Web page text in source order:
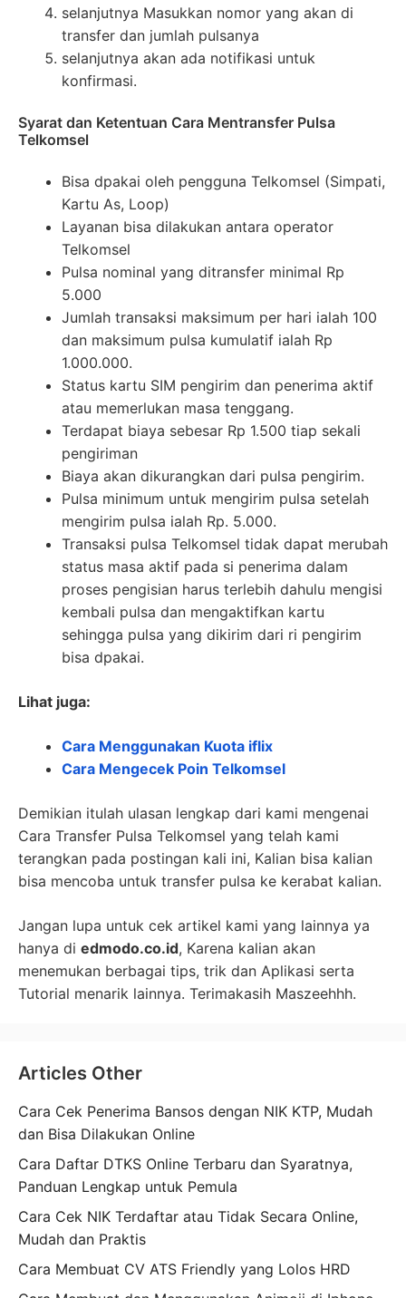
selanjutnya Masukkan nomor yang akan di
transfer dan jumlah pulsanya
selanjutnya akan ada notifikasi untuk
konfirmasi.
Syarat dan Ketentuan Cara Mentransfer Pulsa
Telkomsel
Bisa dpakai oleh pengguna Telkomsel (Simpati,
Kartu As, Loop)
Layanan bisa dilakukan antara operator
Telkomsel
Pulsa nominal yang ditransfer minimal Rp
5.000
Jumlah transaksi maksimum per hari ialah 100
dan maksimum pulsa kumulatif ialah Rp
1.000.000.
Status kartu SIM pengirim dan penerima aktif
atau memerlukan masa tenggang.
Terdapat biaya sebesar Rp 1.500 tiap sekali
pengiriman
Biaya akan dikurangkan dari pulsa pengirim.
Pulsa minimum untuk mengirim pulsa setelah
mengirim pulsa ialah Rp. 5.000.
Transaksi pulsa Telkomsel tidak dapat merubah
status masa aktif pada si penerima dalam
proses pengisian harus terlebih dahulu mengisi
kembali pulsa dan mengaktifkan kartu
sehingga pulsa yang dikirim dari ri pengirim
bisa dpakai.
Lihat juga:
Cara Menggunakan Kuota iflix
Cara Mengecek Poin Telkomsel
Demikian itulah ulasan lengkap dari kami mengenai
Cara Transfer Pulsa Telkomsel yang telah kami
terangkan pada postingan kali ini, Kalian bisa kalian
bisa mencoba untuk transfer pulsa ke kerabat kalian.
Jangan lupa untuk cek artikel kami yang lainnya ya
hanya di edmodo.co.id, Karena kalian akan
menemukan berbagai tips, trik dan Aplikasi serta
Tutorial menarik lainnya. Terimakasih Maszeehhh.
Articles Other
Cara Cek Penerima Bansos dengan NIK KTP, Mudah
dan Bisa Dilakukan Online
Cara Daftar DTKS Online Terbaru dan Syaratnya,
Panduan Lengkap untuk Pemula
Cara Cek NIK Terdaftar atau Tidak Secara Online,
Mudah dan Praktis
Cara Membuat CV ATS Friendly yang Lolos HRD